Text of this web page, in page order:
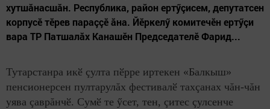
хутшăнасшăн. Республика, район ертӳçисем, депутатсен
корпусӗ тӗрев параççӗ ăна. Йӗркелӳ комитечӗн ертӳçи
вара ТР Патшалăх Канашӗн Председателӗ Фарид...
Тутарстанра икӗ çулта пӗрре иртекен «Балкыш»
пенсионерсен пултарулăх фестивалӗ тахçанах чăн-чăн
уява çаврăнчӗ. Сумӗ те ӳсет, тен, çитес çулсенче